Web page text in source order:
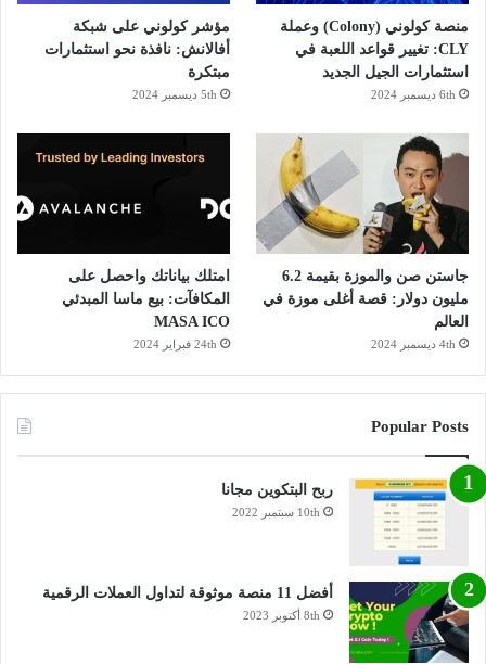
منصة كولوني (Colony) وعملة
CLY: تغيير قواعد اللعبة في
استثمارات الجيل الجديد
6th ديسمبر 2024
مؤشر كولوني على شبكة
أفالانش: نافذة نحو استثمارات
مبتكرة
5th ديسمبر 2024
جاستن صن والموزة بقيمة 6.2
مليون دولار: قصة أغلى موزة في
العالم
4th ديسمبر 2024
امتلك بياناتك واحصل على
المكافآت: بيع ماسا المبدئي
MASA ICO
24th فبراير 2024
Popular Posts
ربح البتكوين مجانا
10th سبتمبر 2022
أفضل 11 منصة موثوقة لتداول العملات الرقمية
8th أكتوبر 2023